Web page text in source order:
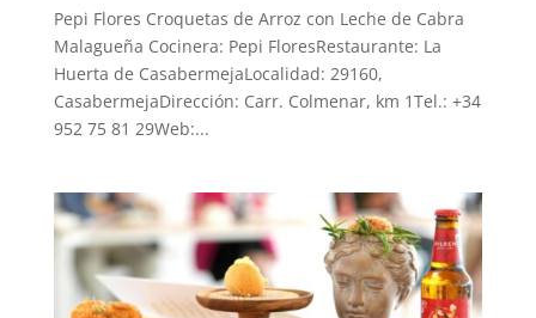
Pepi Flores Croquetas de Arroz con Leche de Cabra
Malagueña Cocinera: Pepi FloresRestaurante: La
Huerta de CasabermejaLocalidad: 29160,
CasabermejaDirección: Carr. Colmenar, km 1Tel.: +34
952 75 81 29Web:...